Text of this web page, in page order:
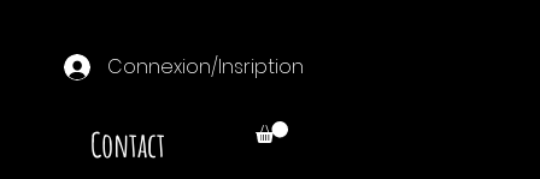
Connexion/Insription
Contact